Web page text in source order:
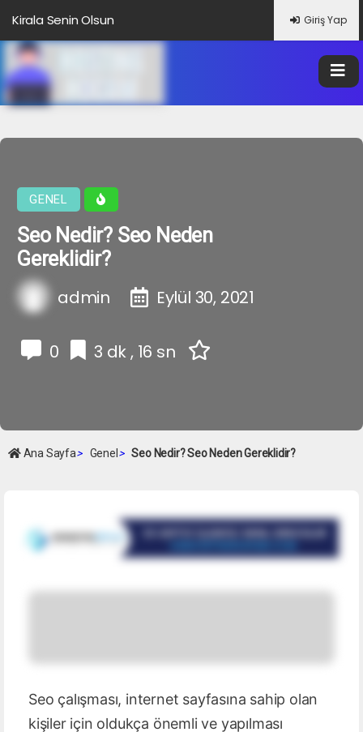
Kirala Senin Olsun
Altbilgi Bağlantısı Nedir?
Veri Nedir?
Google Trendleri Nedir?
Giriş Yap
GENEL
Seo Nedir? Seo Neden
Gereklidir?
admin Eylül 30, 2021
0 3 dk , 16 sn
Ana Sayfa> Genel > Seo Nedir? Seo Neden Gereklidir?
Seo çalışması, internet sayfasına sahip olan
kişiler için oldukça önemli ve yapılması